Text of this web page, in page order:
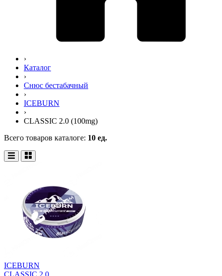
›
Каталог
›
Снюс бестабачный
›
ICEBURN
›
CLASSIC 2.0 (100mg)
Всего товаров каталоге: 10 ед.
ICEBURN